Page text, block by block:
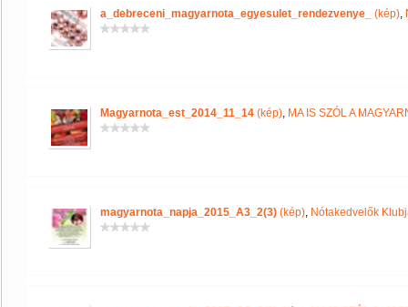
a_debreceni_magyarnota_egyesulet_rendezvenye_ (kép),
Magyarnota_est_2014_11_14 (kép), MA IS SZÓL A
magyarnota_napja_2015_A3_2(3) (kép), Nótakedvelők